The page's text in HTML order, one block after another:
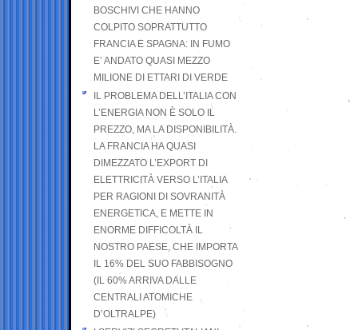
BOSCHIVI CHE HANNO
COLPITO SOPRATTUTTO
FRANCIA E SPAGNA: IN FUMO
E’ ANDATO QUASI MEZZO
MILIONE DI ETTARI DI VERDE
IL PROBLEMA DELL’ITALIA CON
L’ENERGIA NON È SOLO IL
PREZZO, MA LA DISPONIBILITÀ.
LA FRANCIA HA QUASI
DIMEZZATO L’EXPORT DI
ELETTRICITÀ VERSO L’ITALIA
PER RAGIONI DI SOVRANITÀ
ENERGETICA, E METTE IN
ENORME DIFFICOLTÀ IL
NOSTRO PAESE, CHE IMPORTA
IL 16% DEL SUO FABBISOGNO
(IL 60% ARRIVA DALLE
CENTRALI ATOMICHE
D’OLTRALPE)